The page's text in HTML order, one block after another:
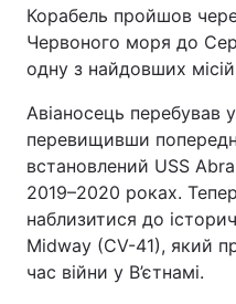
Корабель пройшов
Червоного моря до
одну з найдовших місій
Авіаносець перебував
перевищивши
встановлений USS
2019–2020 роках.
наблизитися до
Midway (CV-41), який
час війни у В’єтнамі.